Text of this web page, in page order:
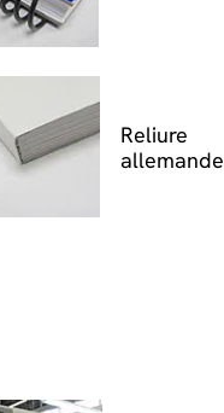
Reliure
allemande